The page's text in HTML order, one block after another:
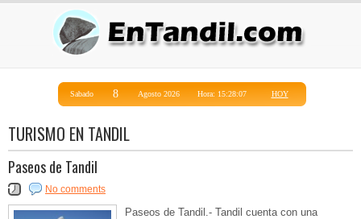
TURISMO EN TANDIL
Paseos de Tandil
No comments
Paseos de Tandil.- Tandil cuenta con una